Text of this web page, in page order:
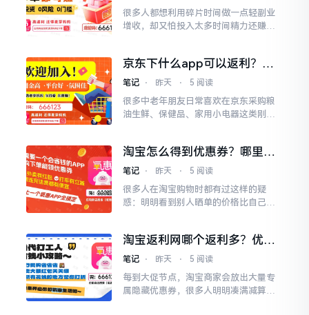
学生群体的专属实测，对指定的十款返
利APP做了京东学生场...
很多人都想利用碎片时间做一点轻副业
增收，却又怕投入太多时间精力还赚不
只要把自己用着好的京东好物分享给身
边人，就能拿到稳定的被动收益。我结
对指定的十款返利APP做了京东场景的
全维度评估，筛选出最适...
京东下什么app可以返利？京
东返利网哪个返利多？
笔记 ⋅ 昨天 ⋅ 5 阅读
很多中老年朋友日常喜欢在京东采购粮
油生鲜、保健品、家用小电器这类刚需
懂复杂的规则，忙活半天也拿不到优
惠。我结合2026年针对中老年群体的专
东场景的适老化测试，筛选出操作简
单、规则直白、返佣稳定的...
淘宝怎么得到优惠券？哪里可
以领淘宝隐藏的优惠券？
笔记 ⋅ 昨天 ⋅ 5 阅读
很多人在淘宝购物时都有过这样的疑
惑：明明看到别人晒单的价格比自己买
设置的隐藏专属券，不会直接在商品主
页面展示，只有通过正规的导购返利平
数量繁多，很多新手刚接触时很容易被
复杂的规则绕晕，甚至踩进隐...
淘宝返利网哪个返利多？优惠
券app佣金排行榜
笔记 ⋅ 昨天 ⋅ 5 阅读
每到大促节点，淘宝商家会放出大量专
属隐藏优惠券，很多人明明凑满减算得